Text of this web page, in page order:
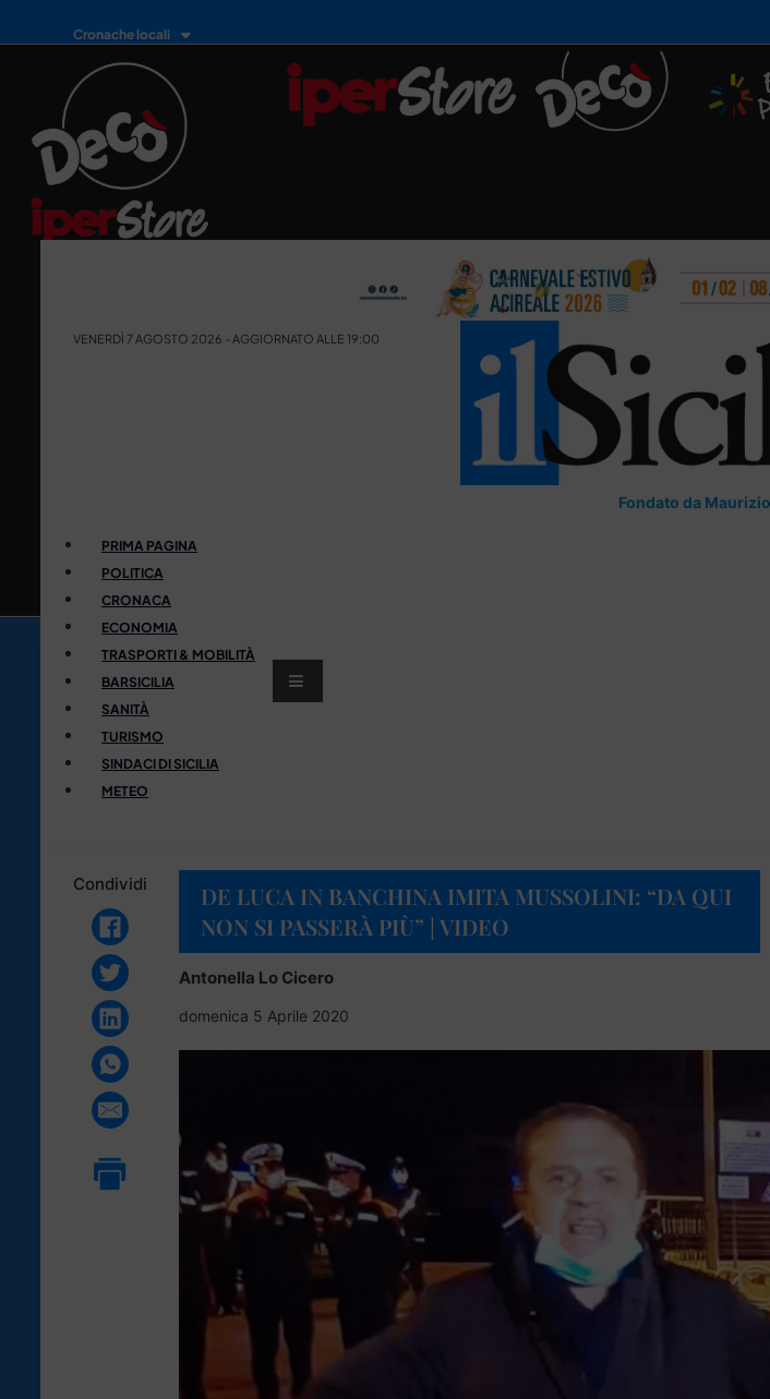
Cronache locali
VENERDÌ 7 AGOSTO 2026 - AGGIORNATO ALLE 19:00
Fondato da
PRIMA PAGINA
POLITICA
CRONACA
ECONOMIA
TRASPORTI & MOBILITÀ
BARSICILIA
SANITÀ
TURISMO
SINDACI DI SICILIA
METEO
Condividi
DE LUCA IN BANCHINA IMITA MUSSOLINI: “DA QUI
NON SI PASSERÀ PIÙ” | VIDEO
Antonella Lo Cicero
domenica 5 Aprile 2020